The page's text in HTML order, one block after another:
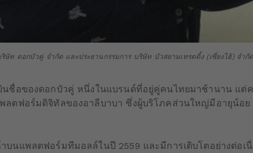
ษัท ดอกบัวคู่ จำกัด และประธานกรรมการ บริษัท บัวสยามเทรดดิ้ง (เซี่ยงไฮ้) จำกั
นชื่อของดอกบัวคู่ หนึ่งในแบรนด์ที่อยู่คู่คนไทยมาช้านาน แต่
ลตฟอร์มดิจิทัลของอาลีบาบา ซึ่งผู้บริโภคส่วนใหญ่มีอายุน้อย
บนแพลตฟอร์มทีมอลล์ในปี 2559 และมีการเติบโตอย่างต่อเ